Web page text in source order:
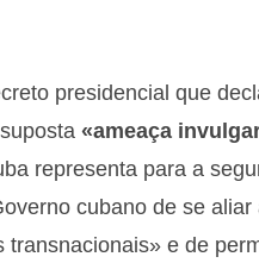
presidencial que
«ameaça
representa para a
cubano de se
e de